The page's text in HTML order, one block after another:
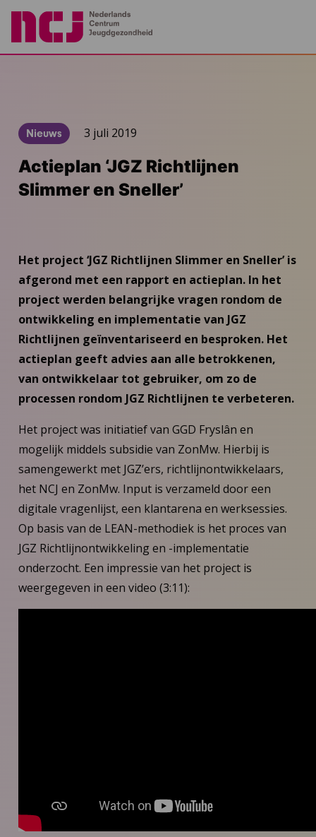
Nieuws 3 juli 2019
Actieplan ‘JGZ Richtlijnen
Slimmer en Sneller’
Het project ‘JGZ Richtlijnen Slimmer en Sneller’ is
afgerond met een rapport en actieplan. In het
project werden belangrijke vragen rondom de
ontwikkeling en implementatie van JGZ
Richtlijnen geïnventariseerd en besproken. Het
actieplan geeft advies aan alle betrokkenen,
van ontwikkelaar tot gebruiker, om zo de
processen rondom JGZ Richtlijnen te verbeteren.
Het project was initiatief van GGD Fryslân en
mogelijk middels subsidie van ZonMw. Hierbij is
samengewerkt met JGZ’ers, richtlijnontwikkelaars,
het NCJ en ZonMw. Input is verzameld door een
digitale vragenlijst, een klantarena en werksessies.
Op basis van de LEAN-methodiek is het proces van
JGZ Richtlijnontwikkeling en -implementatie
onderzocht. Een impressie van het project is
weergegeven in een video (3:11):